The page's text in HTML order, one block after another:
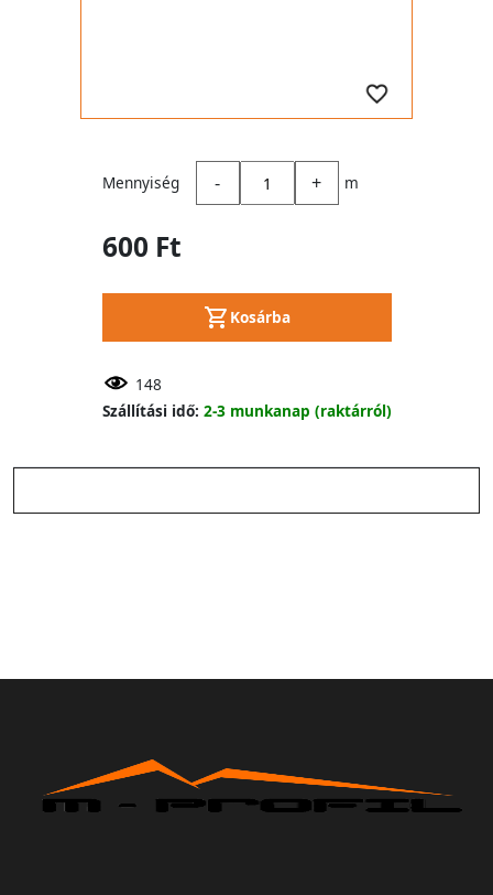
Mennyiség - + m
600 Ft
Kosárba
148
Szállítási idő: 2-3 munkanap (raktárról)